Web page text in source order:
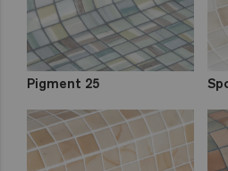
Pigment 25